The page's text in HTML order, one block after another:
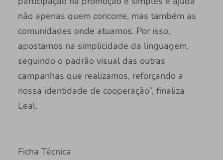
não apenas quem concorre, mas também as
comunidades onde atuamos. Por isso,
apostamos na simplicidade da linguagem,
seguindo o padrão visual das outras
campanhas que realizamos, reforçando a
nossa identidade de cooperação”, finaliza
Leal.
Ficha Técnica